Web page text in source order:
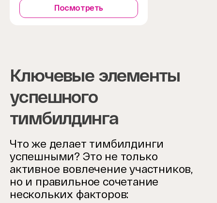
Посмотреть
Ключевые элементы
успешного
тимбилдинга
Что же делает тимбилдинги
успешными? Это не только
активное вовлечение участников,
но и правильное сочетание
нескольких факторов: